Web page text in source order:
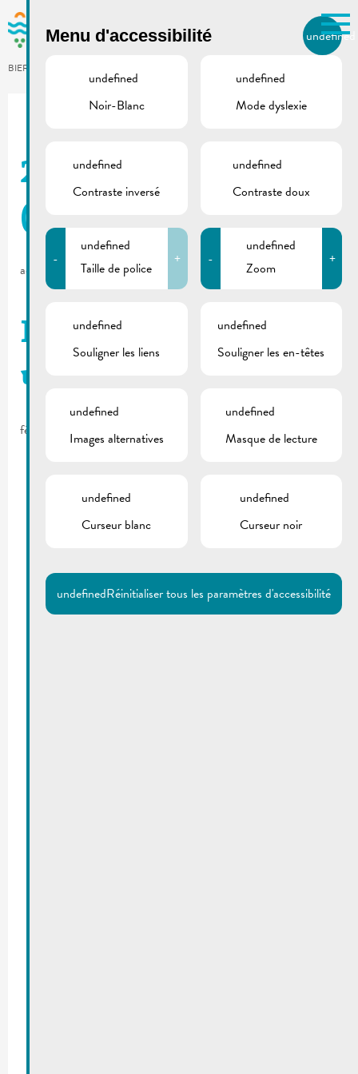
Skip to main content
BIERGER.REMICH.LU
Utilisez la recherche pour
Comme par exemple des contacts, des
2025_05 | De Buet
(Septembre-Octobre)
août 28, 2025
Règlement-taxe
urbanisme
février 11, 2025
Menu d'accessibilité undefined
undefined
Noir-Blanc
undefined
Mode dyslexie
undefined
Contraste inversé
undefined
Contraste doux
-
undefined
Taille de police
+ -
undefined
Zoom
+
undefined
Souligner les liens
undefined
Souligner les en-têtes
undefined
Images alternatives
undefined
Masque de lecture
undefined
Curseur blanc
undefined
Curseur noir
undefinedRéinitialiser tous les paramètres d'accessibilité